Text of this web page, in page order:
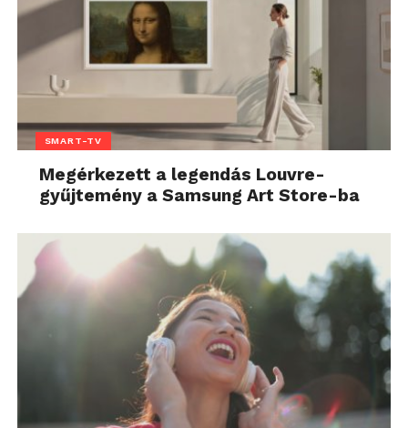
SMART-TV
Megérkezett a legendás Louvre-
gyűjtemény a Samsung Art Store-ba